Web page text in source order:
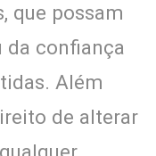
que possam
da confiança
Além
de alterar